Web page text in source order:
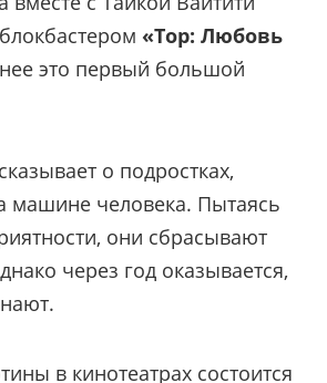
«Тор: Любовь
это первый большой
о подростках,
машине человека. Пытаясь
они сбрасывают
через год оказывается,
в кинотеатрах состоится